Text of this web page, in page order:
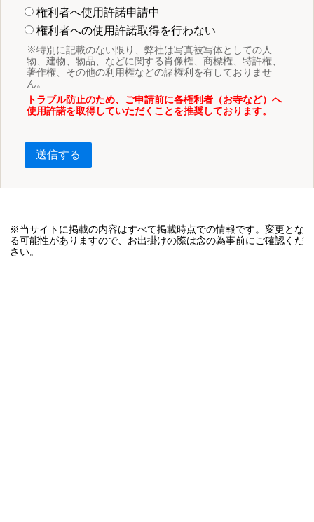
権利者へ使用許諾申請中
権利者への使用許諾取得を行わない
※特別に記載のない限り、弊社は写真被写体としての人
物、建物、物品、などに関する肖像権、商標権、特許権、
著作権、その他の利用権などの諸権利を有しておりませ
ん。
トラブル防止のため、ご申請前に各権利者（お寺など）へ
使用許諾を取得していただくことを推奨しております。
送信する
※当サイトに掲載の内容はすべて掲載時点での情報です。変更とな
る可能性がありますので、お出掛けの際は念の為事前にご確認くだ
さい。